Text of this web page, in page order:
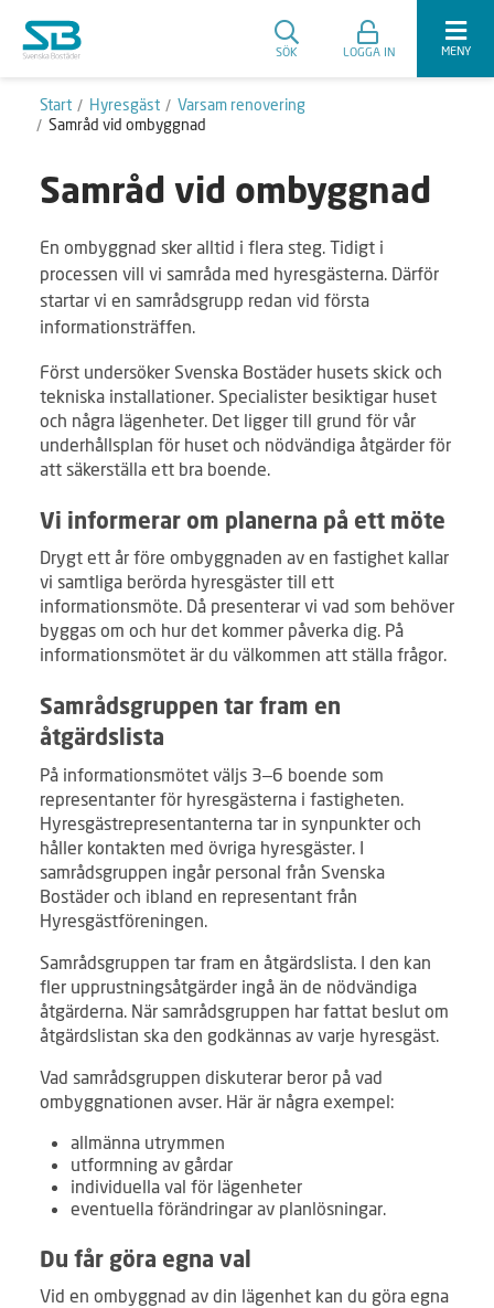
SÖK LOGGA IN MENY
Start Hyresgäst
Varsam renovering
Samråd vid ombyggnad
Samråd vid ombyggnad
En ombyggnad sker alltid i flera steg. Tidigt i
processen vill vi samråda med hyresgästerna. Därför
startar vi en samrådsgrupp redan vid första
informationsträffen.
Först undersöker Svenska Bostäder husets skick och
tekniska installationer. Specialister besiktigar huset
och några lägenheter. Det ligger till grund för vår
underhållsplan för huset och nödvändiga åtgärder för
att säkerställa ett bra boende.
Vi informerar om planerna på ett möte
Drygt ett år före ombyggnaden av en fastighet kallar
vi samtliga berörda hyresgäster till ett
informationsmöte. Då presenterar vi vad som behöver
byggas om och hur det kommer påverka dig. På
informationsmötet är du välkommen att ställa frågor.
Samrådsgruppen tar fram en
åtgärdslista
På informationsmötet väljs 3–6 boende som
representanter för hyresgästerna i fastigheten.
Hyresgästrepresentanterna tar in synpunkter och
håller kontakten med övriga hyresgäster. I
samrådsgruppen ingår personal från Svenska
Bostäder och ibland en representant från
Hyresgästföreningen.
Samrådsgruppen tar fram en åtgärdslista. I den kan
fler upprustningsåtgärder ingå än de nödvändiga
åtgärderna. När samrådsgruppen har fattat beslut om
åtgärdslistan ska den godkännas av varje hyresgäst.
Vad samrådsgruppen diskuterar beror på vad
ombyggnationen avser. Här är några exempel:
allmänna utrymmen
utformning av gårdar
individuella val för lägenheter
eventuella förändringar av planlösningar.
Du får göra egna val
Vid en ombyggnad av din lägenhet kan du göra egna